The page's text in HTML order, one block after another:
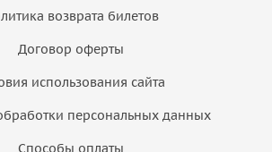
возврата билетов
Договор оферты
использования сайта
персональных данных
Способы оплаты